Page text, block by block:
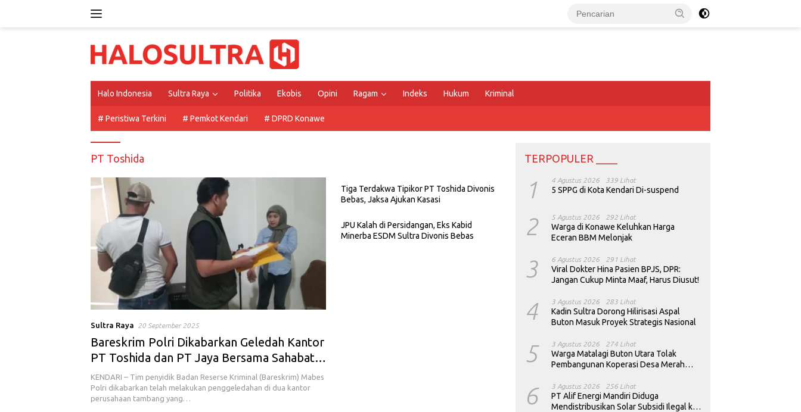
Halo Indonesia Sultra Raya Politika Ekobis Opini Ragam Indeks Hukum Kriminal
# Peristiwa Terkini # Pemkot Kendari # DPRD Konawe
PT Toshida
Sultra Raya 20 September 2025
Bareskrim Polri Dikabarkan Geledah Kantor
PT Toshida dan PT Jaya Bersama Sahabat
di Kendari
KENDARI – Tim penyidik Badan Reserse Kriminal (Bareskrim) Mabes
Polri dikabarkan telah melakukan penggeledahan di dua kantor
perusahaan tambang yang…
Tiga Terdakwa Tipikor PT Toshida Divonis
Bebas, Jaksa Ajukan Kasasi
JPU Kalah di Persidangan, Eks Kabid
Minerba ESDM Sultra Divonis Bebas
TERPOPULER ____
1 4 Agustus 2026 339 Lihat
5 SPPG di Kota Kendari Di-suspend
2 5 Agustus 2026 292 Lihat
Warga di Konawe Keluhkan Harga
Eceran BBM Melonjak
3 6 Agustus 2026 291 Lihat
Viral Dokter Hina Pasien BPJS, DPR:
Jangan Cukup Minta Maaf, Harus Diusut!
4 3 Agustus 2026 283 Lihat
Kadin Sultra Dorong Hilirisasi Aspal
Buton Masuk Proyek Strategis Nasional
5 3 Agustus 2026 274 Lihat
Warga Matalagi Buton Utara Tolak
Pembangunan Koperasi Desa Merah
6 3 Agustus 2026 256 Lihat
PT Alif Energi Mandiri Diduga
Mendistribusikan Solar Subsidi Ilegal ke